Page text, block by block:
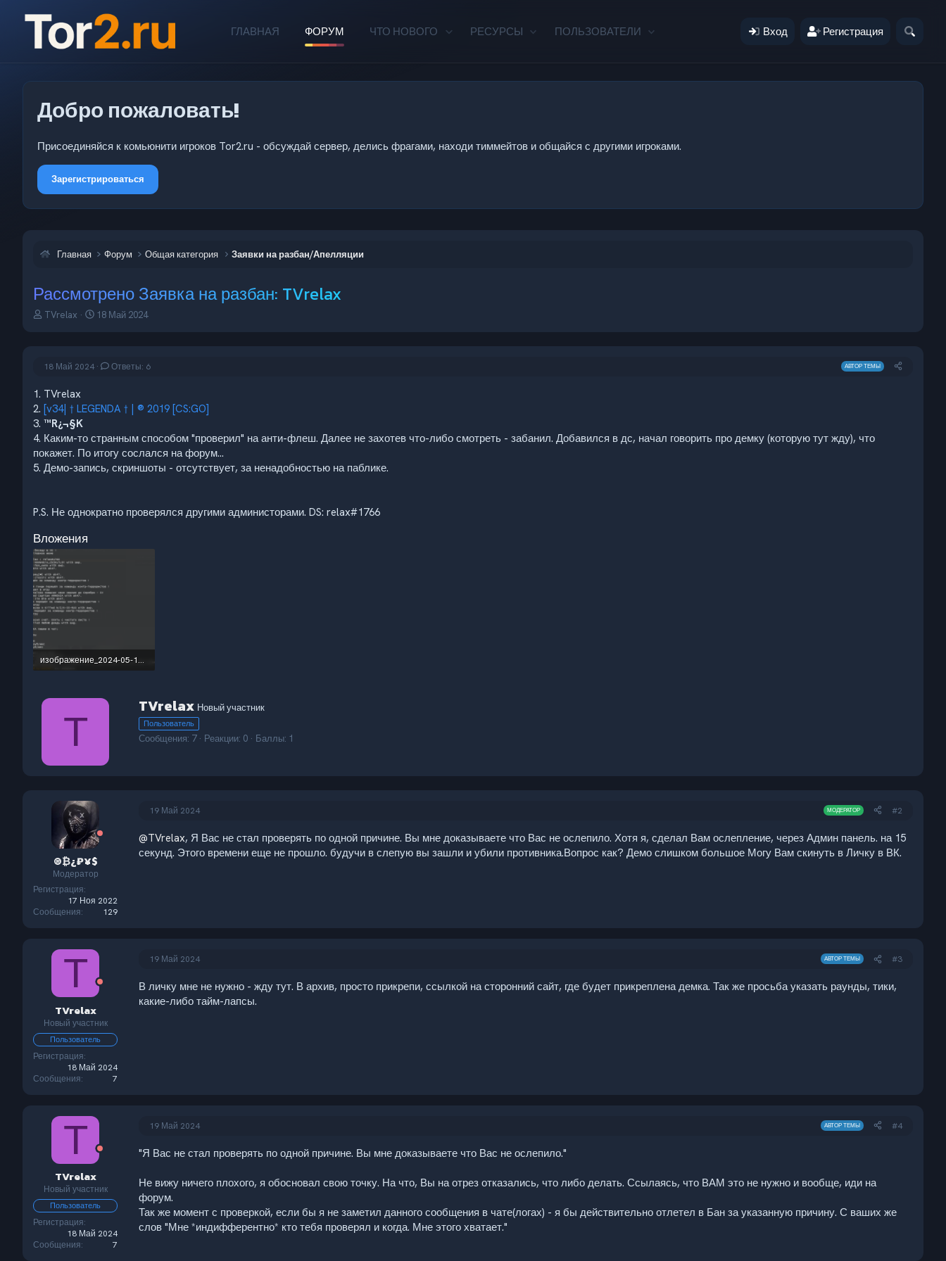
ГЛАВНАЯ ФОРУМ ЧТО НОВОГО РЕСУРСЫ ПОЛЬЗОВАТЕЛИ Вход Регистрация
Добро пожаловать!
Присоединяйся к комьюнити игроков Tor2.ru - обсуждай сервер, делись фрагами, находи тиммейтов и общайся с другими игроками.
Зарегистрироваться
Главная Форум Общая категория Заявки на разбан/Апелляции
Рассмотрено Заявка на разбан: TVrelax
А
р
е
м
ы
TVrelax
Д
н
а
л
18 Май 2024
18 Май 2024 Ответы: 6 АВТОР ТЕМЫ
1. TVrelax
2. [v34| † LEGENDA † | ® 2019 [CS:GO]
3. ™R¿¬§K
4. Каким-то странным способом "проверил" на анти-флеш. Далее не захотев что-либо смотреть - забанил. Добавился в дс, начал говорить про демку (которую тут жду), что
покажет. По итогу сослался на форум...
5. Демо-запись, скриншоты - отсутствует, за ненадобностью на паблике.
P.S. Не однократно проверялся другими администорами. DS: relax#1766
Вложения
изображение_2024-05-18_230216795.png
T
А
в
т
о
TVrelax Новый участник
Пользователь
Сообщения 7 Реакции 0 Баллы 1
®₿¿₽¥$
Модератор
Регистрация
17 Ноя 2022
Сообщения
129
19 Май 2024 МОДЕРАТОР #2
@TVrelax, Я Вас не стал проверять по одной причине. Вы мне доказываете что Вас не ослепило. Хотя я, сделал Вам ослепление, через Админ панель. на 15
секунд. Этого времени еще не прошло. будучи в слепую вы зашли и убили противника.Вопрос как? Демо слишком большое Могу Вам скинуть в Личку в ВК.
T
TVrelax
Новый участник
Пользователь
Регистрация
18 Май 2024
Сообщения
7
19 Май 2024 АВТОР ТЕМЫ #3
В личку мне не нужно - жду тут. В архив, просто прикрепи, ссылкой на сторонний сайт, где будет прикреплена демка. Так же просьба указать раунды, тики,
какие-либо тайм-лапсы.
T
TVrelax
Новый участник
Пользователь
Регистрация
18 Май 2024
Сообщения
7
19 Май 2024 АВТОР ТЕМЫ #4
"Я Вас не стал проверять по одной причине. Вы мне доказываете что Вас не ослепило."
Не вижу ничего плохого, я обосновал свою точку. На что, Вы на отрез отказались, что либо делать. Ссылаясь, что ВАМ это не нужно и вообще, иди на
форум.
Так же момент с проверкой, если бы я не заметил данного сообщения в чате(логах) - я бы действительно отлетел в Бан за указанную причину. С ваших же
слов "Мне *индифферентно* кто тебя проверял и когда. Мне этого хватает."